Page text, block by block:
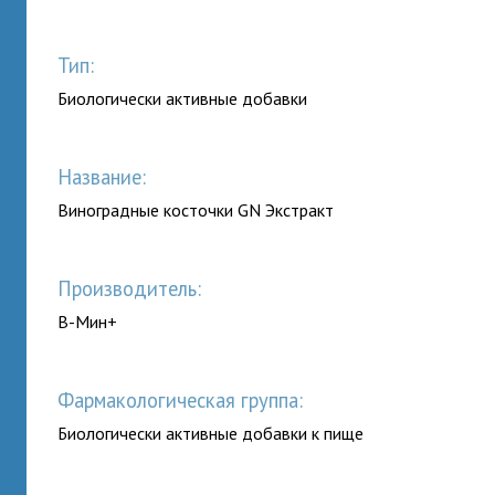
Тип:
Биологически активные добавки
Название:
Виноградные косточки GN Экстракт
Производитель:
В-Мин+
Фармакологическая группа:
Биологически активные добавки к пище